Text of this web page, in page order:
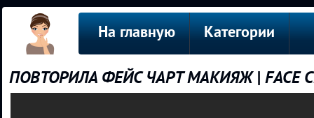
На главную Категории
ПОВТОРИЛА ФЕЙС ЧАРТ МАКИЯЖ | FACE